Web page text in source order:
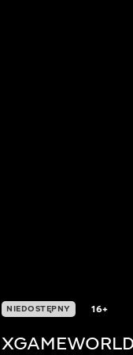
NIEDOSTĘPNY 16+